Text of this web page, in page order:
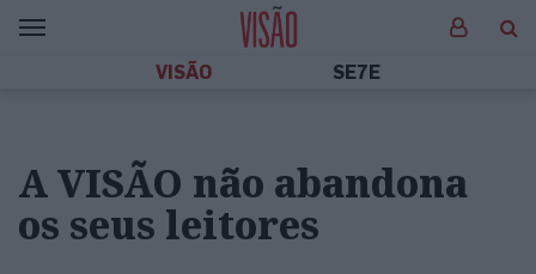
VISÃO SE7E
A VISÃO não abandona
os seus leitores